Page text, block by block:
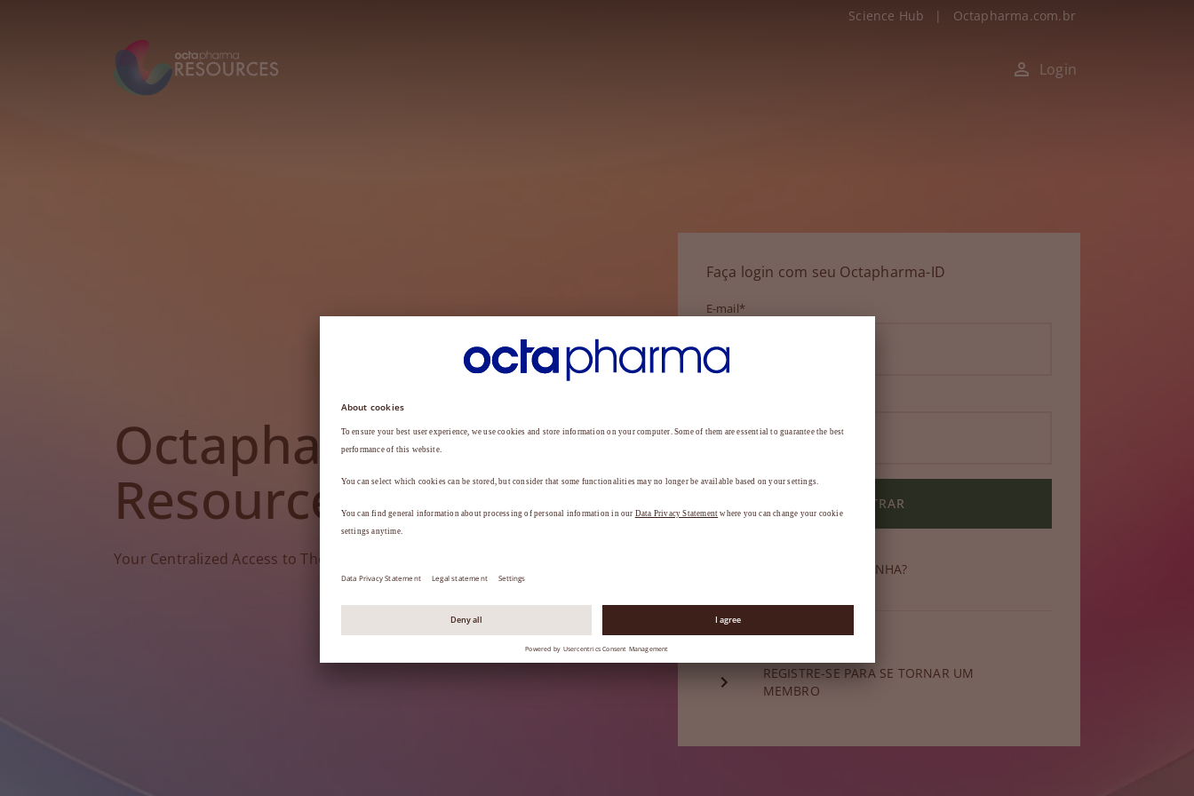
Science Hub | Octapharma.com.br
Login
Octapharma
Resources
Your Centralized Access to Therapy Tools.
Faça login com seu Octapharma-ID
E-mail*
ENTRAR
ESQUECEU SUA SENHA?
Ainda não é membro?
REGISTRE-SE PARA SE TORNAR UM
MEMBRO